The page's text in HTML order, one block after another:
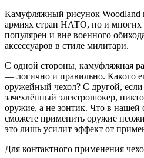
Камуфляжный рисунок Woodland
армиях стран НАТО, но и многих
популярен и вне военного
аксессуаров в стиле милитари.
С одной стороны, камуфляжная
— логично и правильно. Какого
оружейный чехол? С другой, если
зачехлённый электрошокер,
оружие, а не зонтик. Что в
сможете применить оружие
это лишь усилит эффект от
Для контактного применения